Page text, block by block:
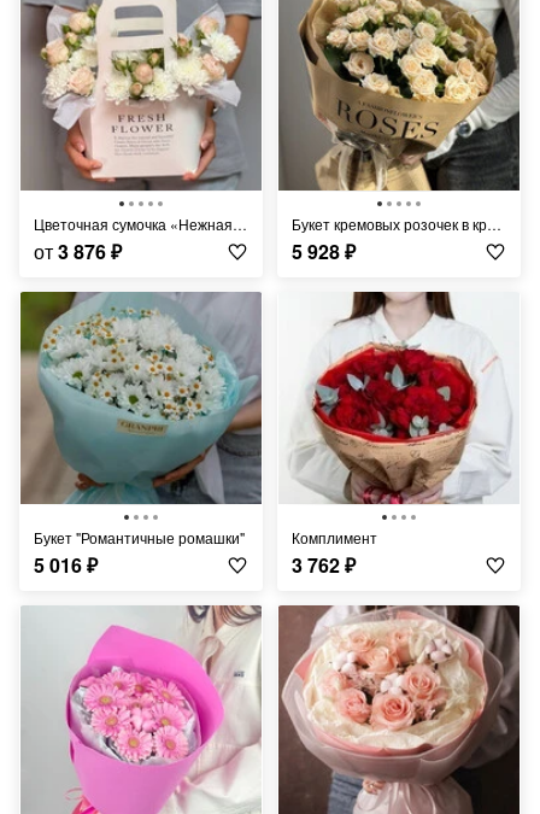
Цветочная сумочка «Нежная роза»
от3 876₽
Букет кремовых розочек в крафте
5 928₽
Букет "Романтичные ромашки"
5 016₽
Комплимент
3 762₽